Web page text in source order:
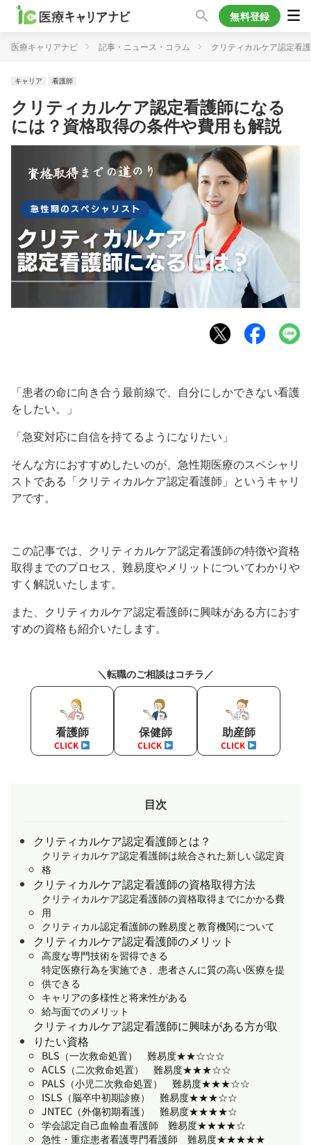
無料登録
医療キャリアナビ 記事・ニュース・コラム クリティカルケア認定看
キャリア 看護師
クリティカルケア認定看護師になる
には？資格取得の条件や費用も解説
「患者の命に向き合う最前線で、自分にしかできない看護
をしたい。」
「急変対応に自信を持てるようになりたい」
そんな方におすすめしたいのが、急性期医療のスペシャリ
ストである「クリティカルケア認定看護師」というキャリ
アです。
この記事では、クリティカルケア認定看護師の特徴や資格
取得までのプロセス、難易度やメリットについてわかりや
すく解説いたします。
また、クリティカルケア認定看護師に興味がある方におす
すめの資格も紹介いたします。
＼転職のご相談はコチラ／
看護師
CLICK
保健師
CLICK
助産師
CLICK
目次
クリティカルケア認定看護師とは？
クリティカルケア認定看護師は統合された新しい認定資
格
クリティカルケア認定看護師の資格取得方法
クリティカルケア認定看護師の資格取得までにかかる費
用
クリティカル認定看護師の難易度と教育機関について
クリティカルケア認定看護師のメリット
高度な専門技術を習得できる
特定医療行為を実施でき、患者さんに質の高い医療を提
供できる
キャリアの多様性と将来性がある
給与面でのメリット
クリティカルケア認定看護師に興味がある方が取
りたい資格
BLS（一次救命処置） 難易度★★☆☆☆
ACLS（二次救命処置） 難易度★★★☆☆
PALS（小児二次救命処置） 難易度★★★☆☆
ISLS（脳卒中初期診療） 難易度★★★☆☆
JNTEC（外傷初期看護） 難易度★★★★☆
学会認定自己血輸血看護師 難易度★★★★☆
急性・重症患者看護専門看護師 難易度★★★★★